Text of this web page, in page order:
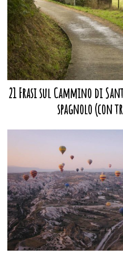
21 Frasi sul Cammino di
spagnolo (con